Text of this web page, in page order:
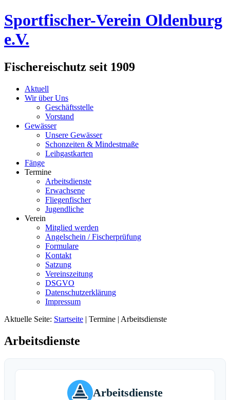
Sportfischer-Verein Oldenburg
e.V.
Fischereischutz seit 1909
Aktuell
Wir über Uns
Geschäftsstelle
Vorstand
Gewässer
Unsere Gewässer
Schonzeiten & Mindestmaße
Leihgastkarten
Fänge
Termine
Arbeitsdienste
Erwachsene
Fliegenfischer
Jugendliche
Verein
Mitglied werden
Angelschein / Fischerprüfung
Formulare
Kontakt
Satzung
Vereinszeitung
DSGVO
Datenschutzerklärung
Impressum
Aktuelle Seite: Startseite | Termine | Arbeitsdienste
Arbeitsdienste
Arbeitsdienste